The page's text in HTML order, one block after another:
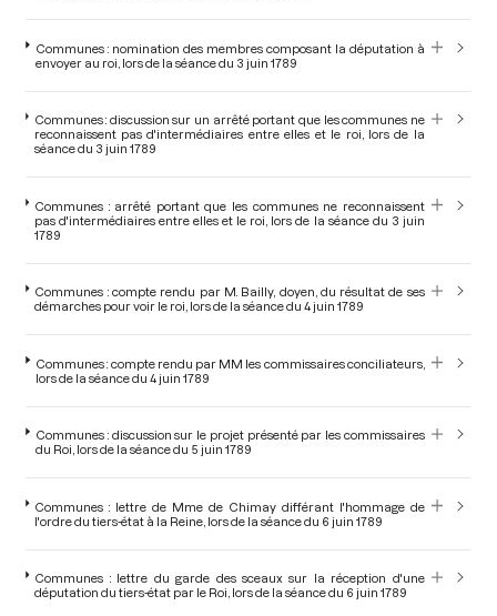
Communes : nomination des membres composant la députation à
envoyer au roi, lors de la séance du 3 juin 1789
Communes : discussion sur un arrêté portant que les communes ne
reconnaissent pas d'intermédiaires entre elles et le roi, lors de la
séance du 3 juin 1789
Communes : arrêté portant que les communes ne reconnaissent
pas d'intermédiaires entre elles et le roi, lors de la séance du 3 juin
1789
Communes : compte rendu par M. Bailly, doyen, du résultat de ses
démarches pour voir le roi, lors de la séance du 4 juin 1789
Communes : compte rendu par MM les commissaires conciliateurs,
lors de la séance du 4 juin 1789
Communes : discussion sur le projet présenté par les commissaires
du Roi, lors de la séance du 5 juin 1789
Communes : lettre de Mme de Chimay différant l'hommage de
l'ordre du tiers-état à la Reine, lors de la séance du 6 juin 1789
Communes : lettre du garde des sceaux sur la réception d'une
députation du tiers-état par le Roi, lors de la séance du 6 juin 1789